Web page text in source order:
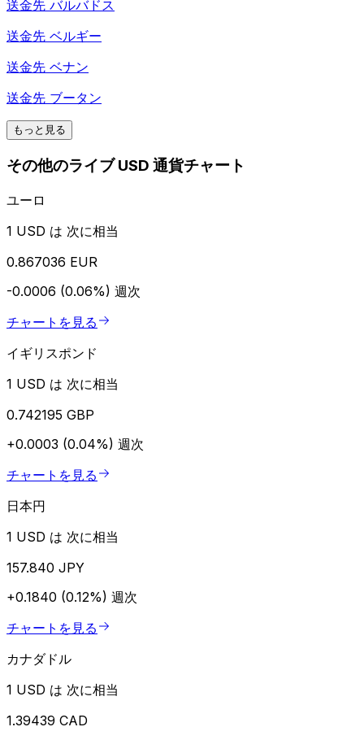
送金先 バルバドス
送金先 ベルギー
送金先 ベナン
送金先 ブータン
もっと見る
その他のライブ USD 通貨チャート
ユーロ
1 USD は 次に相当
0.867036 EUR
-0.0006 (0.06%) 週次
チャートを見る
イギリスポンド
1 USD は 次に相当
0.742195 GBP
+0.0003 (0.04%) 週次
チャートを見る
日本円
1 USD は 次に相当
157.840 JPY
+0.1840 (0.12%) 週次
チャートを見る
カナダドル
1 USD は 次に相当
1.39439 CAD